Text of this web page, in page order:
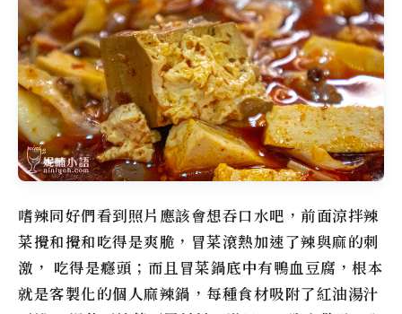
嗜辣同好們看到照片應該會想吞口水吧，前面涼拌辣
菜攪和攪和吃得是爽脆，冒菜滾熱加速了辣與麻的刺
激， 吃得是癮頭；而且冒菜鍋底中有鴨血豆腐，根本
就是客製化的個人麻辣鍋，每種食材吸附了紅油湯汁